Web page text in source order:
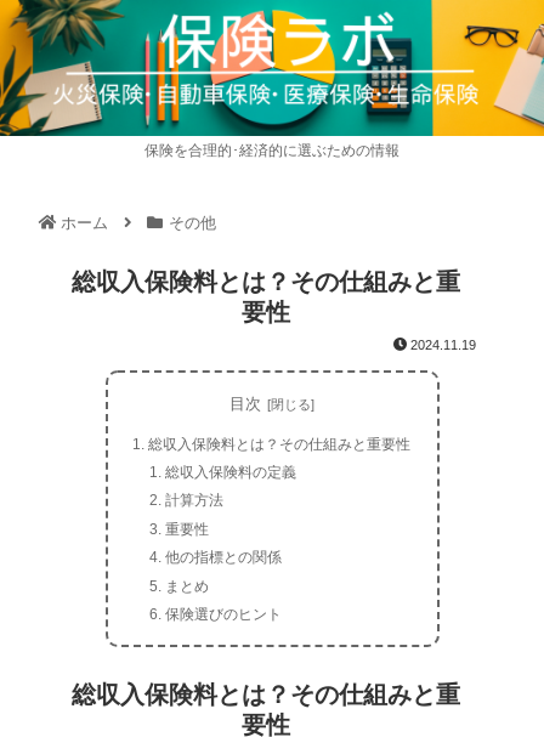
保険を合理的･経済的に選ぶための情報
ホーム その他
総収入保険料とは？その仕組みと重
要性
2024.11.19
目次
総収入保険料とは？その仕組みと重要性
総収入保険料の定義
計算方法
重要性
他の指標との関係
まとめ
保険選びのヒント
総収入保険料とは？その仕組みと重
要性